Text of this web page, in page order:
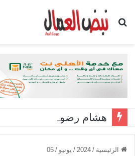
بحث
الرئيسية /
2024
/ يونيو /
05